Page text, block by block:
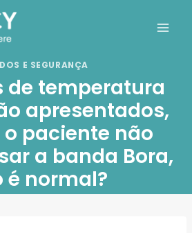
E SEGURANÇA
de temperatura
apresentados,
paciente não
a banda Bora,
é normal?